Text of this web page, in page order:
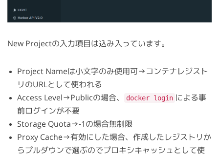
New Projectの入力項目は込み入っています。
Project Nameは小文字のみ使用可→コンテナレジスト
リのURLとして使われる
Access Level→Publicの場合、
docker login による事
前ログインが不要
Storage Quota→-1の場合無制限
Proxy Cache→有効にした場合、作成したレジストリか
らプルダウンで選ぶのでプロキシキャッシュとして使